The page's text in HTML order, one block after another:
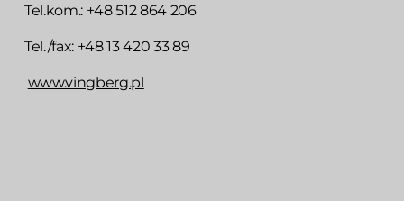
Tel.kom.: +48 512 864 206
Tel./fax: +48 13 420 33 89
www.vingberg.pl